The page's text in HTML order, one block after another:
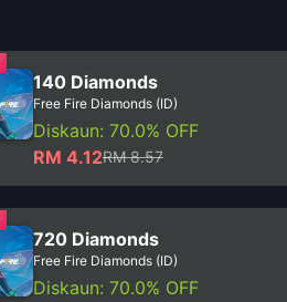
140 Diamonds
Free Fire Diamonds (ID)
Diskaun: 70.0% OFF
RM 4.12RM 8.57
720 Diamonds
Free Fire Diamonds (ID)
Diskaun: 70.0% OFF